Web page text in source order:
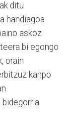
ditu
handiagoa
askoz
bi egongo
orain
kanpo